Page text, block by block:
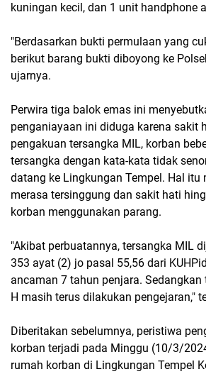
kuningan kecil, dan 1 unit handphone
"Berdasarkan bukti permulaan yang
berikut barang bukti diboyong ke
ujarnya.
Perwira tiga balok emas ini
penganiayaan ini diduga karena sakit
pengakuan tersangka MIL, korban
tersangka dengan kata-kata tidak
datang ke Lingkungan Tempel. Hal itu
merasa tersinggung dan sakit hati
korban menggunakan parang.
"Akibat perbuatannya, tersangka MIL
353 ayat (2) jo pasal 55,56 dari
ancaman 7 tahun penjara. Sedangkan
H masih terus dilakukan pengejaran,"
Diberitakan sebelumnya, peristiwa
korban terjadi pada Minggu (10/3/
rumah korban di Lingkungan Tempel